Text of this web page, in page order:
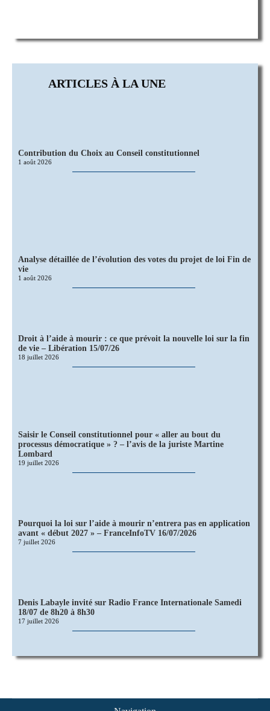
Contribution du Choix au Conseil constitutionnel
1 août 2026
Analyse détaillée de l’évolution des votes du projet de loi Fin de
vie
1 août 2026
Droit à l’aide à mourir : ce que prévoit la nouvelle loi sur la fin
de vie – Libération 15/07/26
18 juillet 2026
Saisir le Conseil constitutionnel pour « aller au bout du
processus démocratique » ? – l’avis de la juriste Martine
Lombard
19 juillet 2026
Pourquoi la loi sur l’aide à mourir n’entrera pas en application
avant « début 2027 » – FranceInfoTV 16/07/2026
7 juillet 2026
Denis Labayle invité sur Radio France Internationale Samedi
18/07 de 8h20 à 8h30
17 juillet 2026